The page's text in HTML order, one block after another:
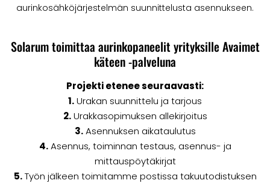
aurinkosähköjärjestelmän suunnittelusta asennukseen.
Solarum toimittaa aurinkopaneelit yrityksille Avaimet
käteen -palveluna
Projekti etenee seuraavasti:
1.Urakan suunnittelu ja tarjous
2.Urakkasopimuksen allekirjoitus
3.Asennuksen aikataulutus
4.Asennus, toiminnan testaus, asennus- ja
mittauspöytäkirjat
5.Työn jälkeen toimitamme postissa takuutodistuksen